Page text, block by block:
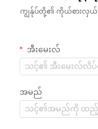
ကျွန်ုပ်တို့၏ ကိုယ်စားလှ
အီးမေးလ်
အမည်